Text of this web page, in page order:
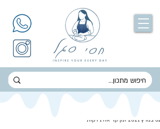
31 במרץ 2021
זמן קריאה 1 דקות